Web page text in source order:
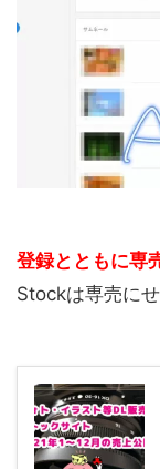
登録とともに専
Stockは専売に